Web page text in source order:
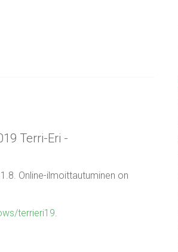
Terri-Eri -
Online-ilmoittautuminen on
terrieri19.